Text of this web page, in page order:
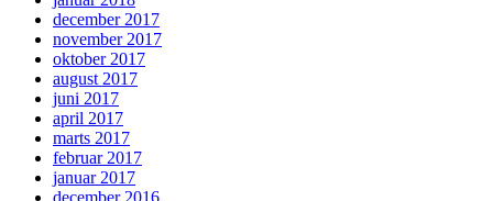
december 2017
november 2017
oktober 2017
august 2017
juni 2017
april 2017
marts 2017
februar 2017
januar 2017